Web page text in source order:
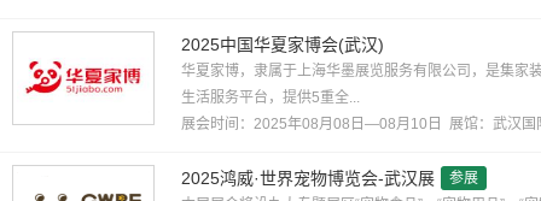
2025中国华夏家博会(武汉)
华夏家博，隶属于上海华墨展览服务有限公司，是集家
生活服务平台，提供5重全...
展会时间：2025年08月08日—08月10日 展馆： 武汉国
2025鸿威·世界宠物博览会-武汉展
参展